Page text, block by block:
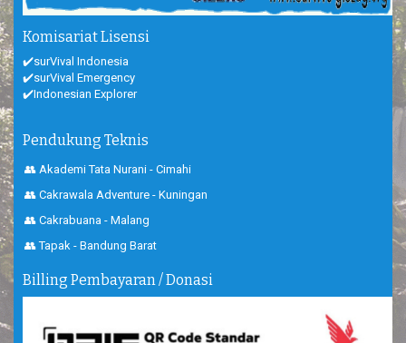
Komisariat Lisensi
✔️surVival Indonesia
✔️surVival Emergency
✔️Indonesian Explorer
Pendukung Teknis
👥 Akademi Tata Nurani - Cimahi
👥 Cakrawala Adventure - Kuningan
👥 Cakrabuana - Malang
👥 Tapak - Bandung Barat
Billing Pembayaran / Donasi